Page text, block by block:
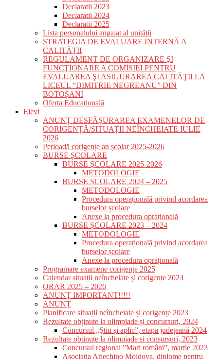
Declaratii 2023
Declaratii 2024
Declaratii 2025
Lista personalului angajat al unității
STRATEGIA DE EVALUARE INTERNĂ A
CALITĂŢII
REGULAMENT DE ORGANIZARE ŞI
FUNCŢIONARE A COMISIEI PENTRU
EVALUAREA ŞI ASIGURAREA CALITĂŢII LA
LICEUL ”DIMITRIE NEGREANU” DIN
BOTOȘANI
Oferta Educațională
Elevi
ANUNȚ DESFĂȘURAREA EXAMENELOR DE
CORIGENȚĂ/SITUAȚII NEÎNCHEIATE IULIE
2026
Perioadă corigențe an școlar 2025-2026
BURSE ȘCOLARE
BURSE ȘCOLARE 2025-2026
METODOLOGIE
BURSE ȘCOLARE 2024 – 2025
METODOLOGIE
Procedura operațională privind acordarea
burselor școlare
Anexe la procedura oprațională
BURSE ȘCOLARE 2023 – 2024
METODOLOGIE
Procedura operațională privind acordarea
burselor școlare
Anexe la procedura oprațională
Programare examene corigențe 2025
Calendar situații neîncheiate și corigențe 2024
ORAR 2025 – 2026
ANUNȚ IMPORTANT!!!!!
ANUNȚ
Planificare situații neîncheiate și corigențe 2023
Rezultate obținute la olimpiade și concursuri, 2024
Concursul „Știu și aplic”, etapa județeană 2024
Rezultate obtinute la olimpiade si consursuri, 2023
Concursul regional ”Mari români”, martie 2023
Asociația Arlechino Moldova, diplome pentru